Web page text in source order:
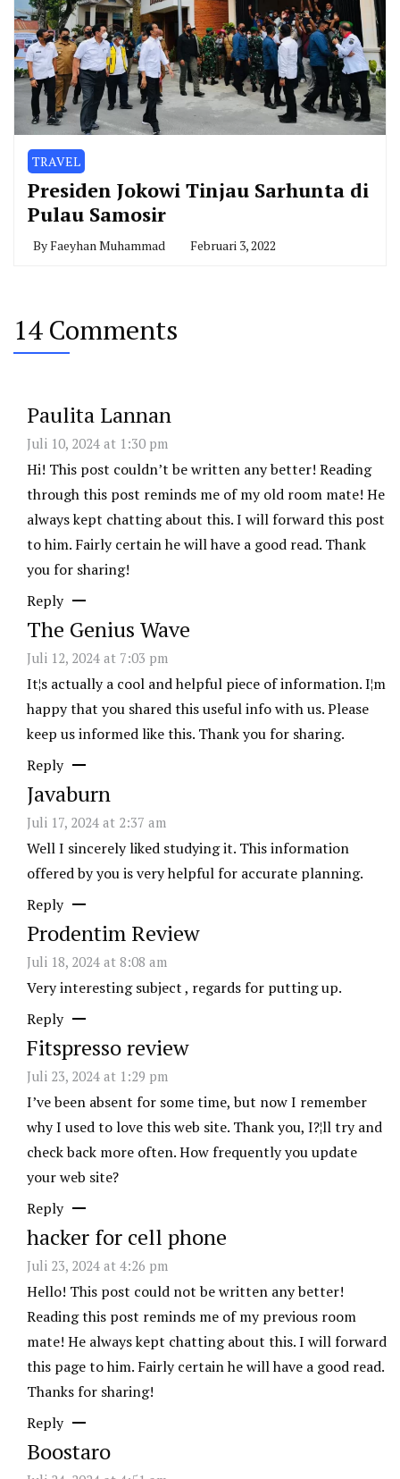
TRAVEL
Presiden Jokowi Tinjau Sarhunta di
Pulau Samosir
ByFaeyhan Muhammad Februari 3, 2022
14 Comments
Paulita Lannan
Juli 10, 2024 at 1:30 pm
Hi! This post couldn’t be written any better! Reading
through this post reminds me of my old room mate! He
always kept chatting about this. I will forward this post
to him. Fairly certain he will have a good read. Thank
you for sharing!
Reply
The Genius Wave
Juli 12, 2024 at 7:03 pm
It¦s actually a cool and helpful piece of information. I¦m
happy that you shared this useful info with us. Please
keep us informed like this. Thank you for sharing.
Reply
Javaburn
Juli 17, 2024 at 2:37 am
Well I sincerely liked studying it. This information
offered by you is very helpful for accurate planning.
Reply
Prodentim Review
Juli 18, 2024 at 8:08 am
Very interesting subject , regards for putting up.
Reply
Fitspresso review
Juli 23, 2024 at 1:29 pm
I’ve been absent for some time, but now I remember
why I used to love this web site. Thank you, I?¦ll try and
check back more often. How frequently you update
your web site?
Reply
hacker for cell phone
Juli 23, 2024 at 4:26 pm
Hello! This post could not be written any better!
Reading this post reminds me of my previous room
mate! He always kept chatting about this. I will forward
this page to him. Fairly certain he will have a good read.
Thanks for sharing!
Reply
Boostaro